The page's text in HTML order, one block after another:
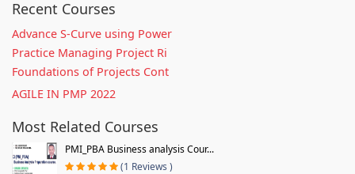
Recent Courses
Advance S-Curve using Power
Practice Managing Project Ri
Foundations of Projects Cont
AGILE IN PMP 2022
Most Related Courses
PMI_PBA Business analysis Cour...
(1 Reviews )